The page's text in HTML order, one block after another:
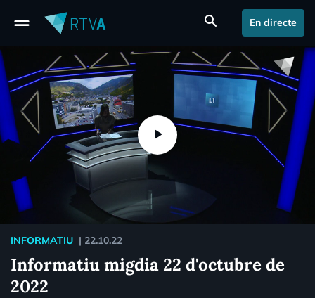
drag_handle search En directe
INFORMATIU | 22.10.22
Informatiu migdia 22 d'octubre de
2022